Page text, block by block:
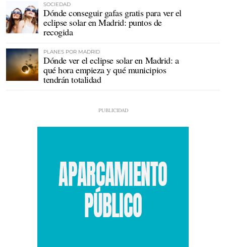
SOCIEDAD
Dónde conseguir gafas gratis para ver el
eclipse solar en Madrid: puntos de
recogida
PLANES POR MADRID
Dónde ver el eclipse solar en Madrid: a
qué hora empieza y qué municipios
tendrán totalidad